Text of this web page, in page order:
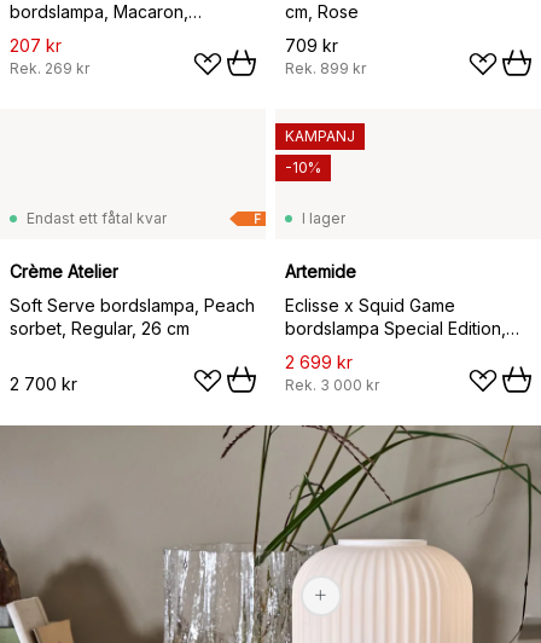
bordslampa, Macaron,
Ø12,3x23,5 cm
207 kr
Rek. 269 kr
cm, Rose
709 kr
Rek. 899 kr
F
Endast ett fåtal kvar
Crème Atelier
Soft Serve bordslampa, Peach
sorbet, Regular, 26 cm
2 700 kr
I lager
Artemide
Eclisse x Squid Game
bordslampa Special Edition,
Guard pink
2 699 kr
Rek. 3 000 kr
KAMPANJ
-10%
1 159 kr